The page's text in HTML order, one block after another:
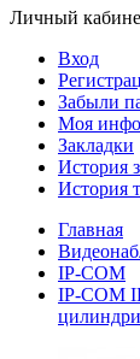
Личный
Вход
Забыли
Моя
Закладки
История
История
Главная
IP-COM
IP-COM